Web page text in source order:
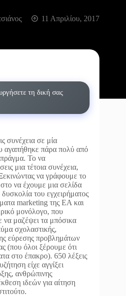
11 Απριλίου, 2017
τη δική σας
συνέχεια σε μία
αγαπήθηκε πάρα πολύ από
πράγμα. Το να
μια τέτοια συνέχεια,
να γράφουμε το
να έχουμε μια σελίδα
του εγχειρήματος
marketing της EA και
μονόλογο, που
μαζέψει τα μπόσικα
σχολαστικής,
εύρεσης προβλημάτων
(που όλοι ξέρουμε ότι
στο έπακρο). 650 λέξεις
είχε αγγίξει
ανθρώπινης
ιδεών για αίτηση